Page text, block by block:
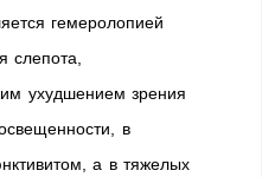
гемеролопией
слепота,
ухудшением зрения
в
а в тяжелых